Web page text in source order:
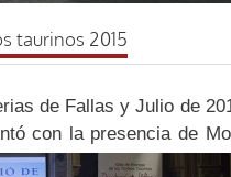
taurinos 2015
de Fallas y Julio de
con la presencia de